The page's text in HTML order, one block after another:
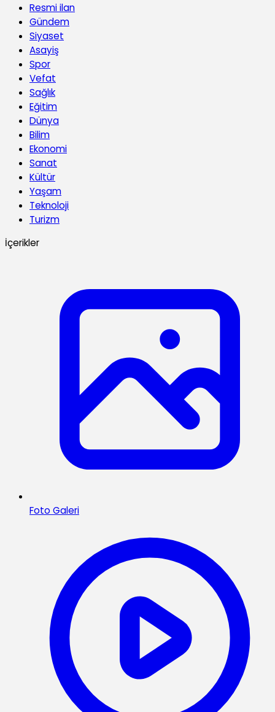
Resmi ilan
Gündem
Siyaset
Asayiş
Spor
Vefat
Sağlık
Eğitim
Dünya
Bilim
Ekonomi
Sanat
Kültür
Yaşam
Teknoloji
Turizm
İçerikler
Foto Galeri